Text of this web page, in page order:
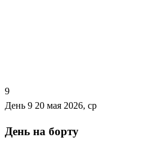
9
День 9 20 мая 2026, ср
День на борту